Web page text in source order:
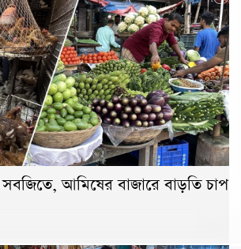
সবজিতে, আমিষের বাজারে বাড়তি চাপ